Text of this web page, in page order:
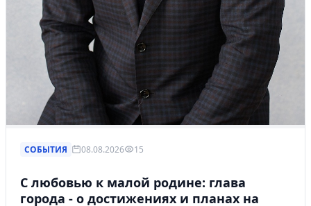
СОБЫТИЯ 08.08.2026 15
С любовью к малой родине: глава
города - о достижениях и планах на